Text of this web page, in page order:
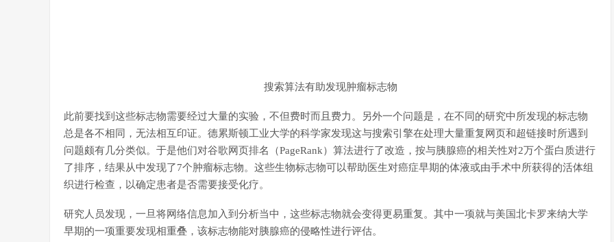
搜索算法有助发现肿瘤标志物
此前要找到这些标志物需要经过大量的实验，不但费时而且费力。另外一个问题是，在不同的研究中所发现的标志物
总是各不相同，无法相互印证。德累斯顿工业大学的科学家发现这与搜索引擎在处理大量重复网页和超链接时所遇到
问题颇有几分类似。于是他们对谷歌网页排名（PageRank）算法进行了改造，按与胰腺癌的相关性对2万个蛋白质进行
了排序，结果从中发现了7个肿瘤标志物。这些生物标志物可以帮助医生对癌症早期的体液或由手术中所获得的活体组
织进行检查，以确定患者是否需要接受化疗。
研究人员发现，一旦将网络信息加入到分析当中，这些标志物就会变得更易重复。其中一项就与美国北卡罗来纳大学
早期的一项重要发现相重叠，该标志物能对胰腺癌的侵略性进行评估。